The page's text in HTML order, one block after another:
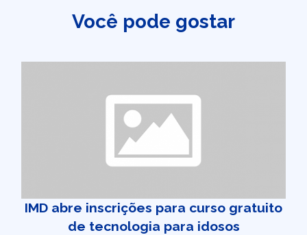
Você pode gostar
IMD abre inscrições para curso gratuito
de tecnologia para idosos